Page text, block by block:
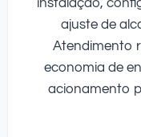
ajuste de
Atendimento
economia de
acionamento